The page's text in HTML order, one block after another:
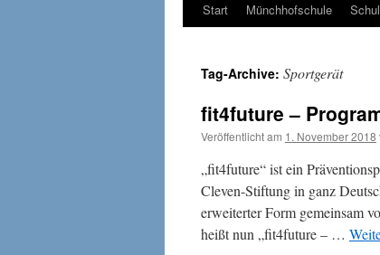
Weiter
Content
Start Münchhofschule
Tag-Archive: Sportgerät
fit4future –
Veröffentlicht am 1. November 2018
„fit4future“ ist ein
Cleven-Stiftung in ganz
erweiterter Form gemeinsam
heißt nun „fit4future – …